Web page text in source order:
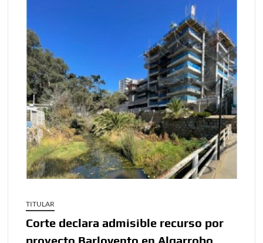
TITULAR
Corte declara admisible recurso por